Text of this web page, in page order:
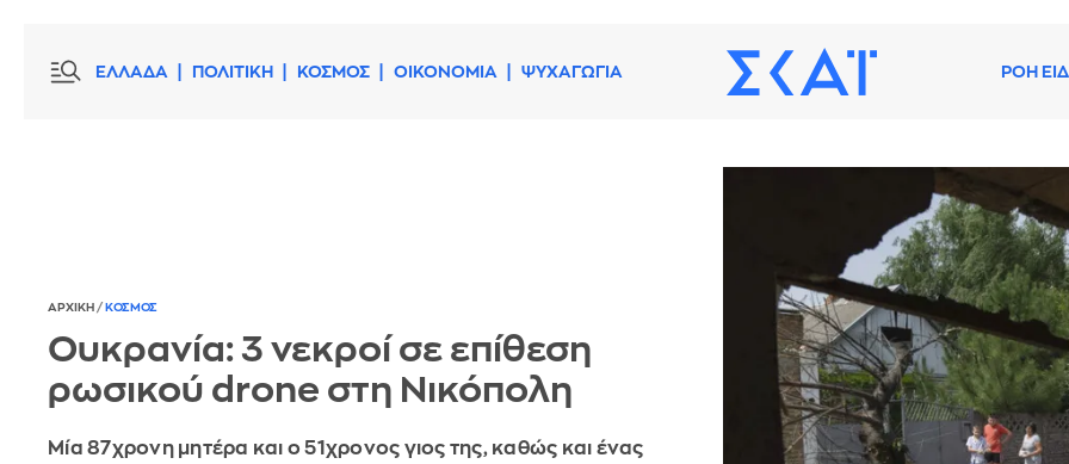
ΕΛΛΑΔΑ ΠΟΛΙΤΙΚΗ ΚΟΣΜΟΣ ΟΙΚΟΝΟΜΙΑ ΨΥΧΑΓΩΓΙΑ ΡΟΗ
ΑΡΧΙΚΗ / ΚΟΣΜΟΣ
Ουκρανία: 3 νεκροί σε επίθεση
ρωσικού drone στη Νικόπολη
Μία 87χρονη μητέρα και ο 51χρονος γιος της, καθώς και ένας